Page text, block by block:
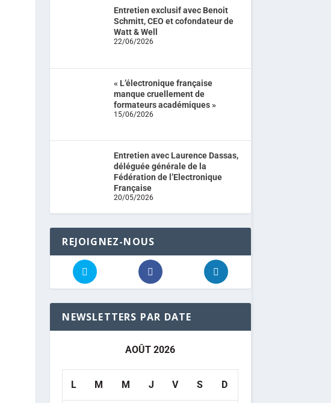
Entretien exclusif avec Benoit
Schmitt, CEO et cofondateur de
Watt & Well
22/06/2026
« L’électronique française
manque cruellement de
formateurs académiques »
15/06/2026
Entretien avec Laurence Dassas,
déléguée générale de la
Fédération de l’Electronique
Française
20/05/2026
REJOIGNEZ-NOUS
NEWSLETTERS PAR DATE
AOÛT 2026
L M M J V S D